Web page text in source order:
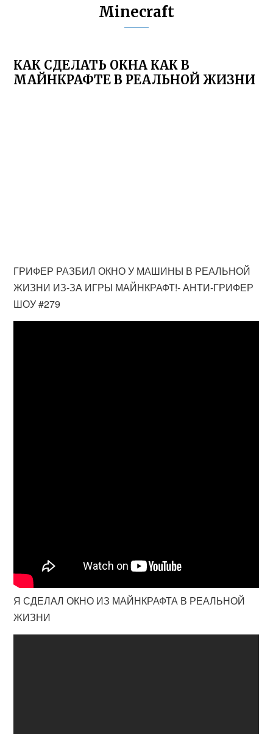
Minecraft
КАК СДЕЛАТЬ ОКНА КАК В
МАЙНКРАФТЕ В РЕАЛЬНОЙ ЖИЗНИ
ГРИФЕР РАЗБИЛ ОКНО У МАШИНЫ В РЕАЛЬНОЙ
ЖИЗНИ ИЗ-ЗА ИГРЫ МАЙНКРАФТ!- АНТИ-ГРИФЕР
ШОУ #279
Я СДЕЛАЛ ОКНО ИЗ МАЙНКРАФТА В РЕАЛЬНОЙ
ЖИЗНИ